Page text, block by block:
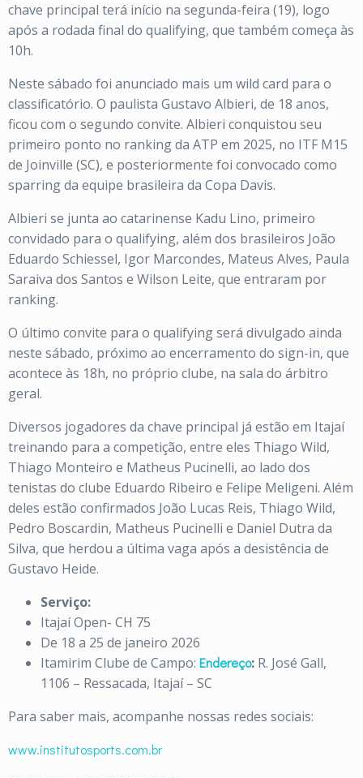
chave principal terá início na segunda-feira (19), logo
após a rodada final do qualifying, que também começa às
10h.
Neste sábado foi anunciado mais um wild card para o
classificatório. O paulista Gustavo Albieri, de 18 anos,
ficou com o segundo convite. Albieri conquistou seu
primeiro ponto no ranking da ATP em 2025, no ITF M15
de Joinville (SC), e posteriormente foi convocado como
sparring da equipe brasileira da Copa Davis.
Albieri se junta ao catarinense Kadu Lino, primeiro
convidado para o qualifying, além dos brasileiros João
Eduardo Schiessel, Igor Marcondes, Mateus Alves, Paula
Saraiva dos Santos e Wilson Leite, que entraram por
ranking.
O último convite para o qualifying será divulgado ainda
neste sábado, próximo ao encerramento do sign-in, que
acontece às 18h, no próprio clube, na sala do árbitro
geral.
Diversos jogadores da chave principal já estão em Itajaí
treinando para a competição, entre eles Thiago Wild,
Thiago Monteiro e Matheus Pucinelli, ao lado dos
tenistas do clube Eduardo Ribeiro e Felipe Meligeni. Além
deles estão confirmados João Lucas Reis, Thiago Wild,
Pedro Boscardin, Matheus Pucinelli e Daniel Dutra da
Silva, que herdou a última vaga após a desistência de
Gustavo Heide.
Serviço:
Itajaí Open- CH 75
De 18 a 25 de janeiro 2026
Itamirim Clube de Campo: Endereço: R. José Gall,
1106 – Ressacada, Itajaí – SC
Para saber mais, acompanhe nossas redes sociais:
www.institutosports.com.br